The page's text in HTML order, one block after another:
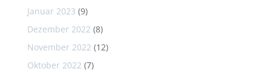
Januar 2023 (9)
Dezember 2022 (8)
November 2022 (12)
Oktober 2022 (7)